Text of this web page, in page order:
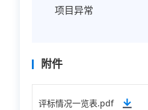
项目异常
附件
评标情况一览表.pdf